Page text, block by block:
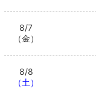
8/7
（金）
8/8
（土）